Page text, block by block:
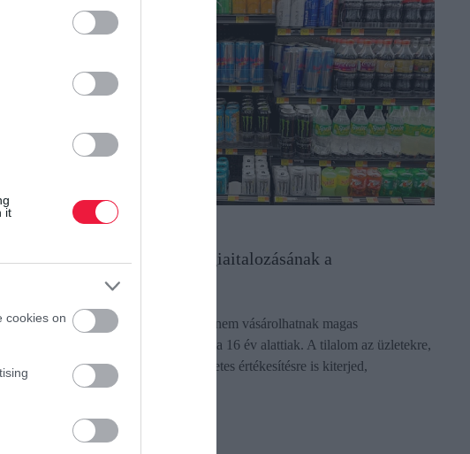
it
cookies on
Vége a fiatalok energiaitalozásának a
szigetországban
Angliában 2027 áprilisától nem vásárolhatnak magas
koffeintartalmú energiaitalt a 16 év alattiak. A tilalom az üzletekre,
az automatákra és az internetes értékesítésre is kiterjed,
megszegéséért…